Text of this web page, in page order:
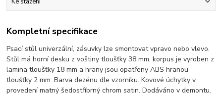
Kompletní specifikace
Psací stůl univerzální, zásuvky lze smontovat vpravo nebo vlevo.
Stůl má horní desku z voštiny tloušťky 38 mm, korpus je vyroben z
lamina tloušťky 18 mm a hrany jsou opatřeny ABS hranou
tloušťky 2 mm. Barva dezénu dle vzorníku. Kovové úchytky v
provedení matný šedostříbrný chrom satin. Dodáváno v demontu.